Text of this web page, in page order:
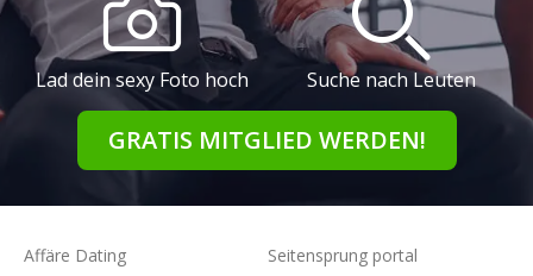
Lad dein sexy Foto hoch Suche nach Leuten
GRATIS MITGLIED WERDEN!
Affäre Dating
Seitensprung portal